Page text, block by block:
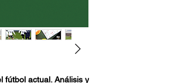
fútbol actual. Análisis y